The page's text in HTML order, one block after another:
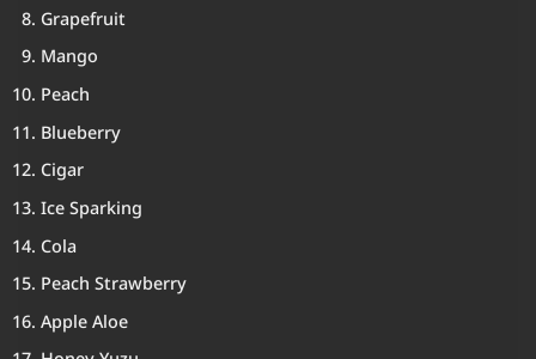
Grapefruit
Mango
Peach
Blueberry
Cigar
Ice Sparking
Cola
Peach Strawberry
Apple Aloe